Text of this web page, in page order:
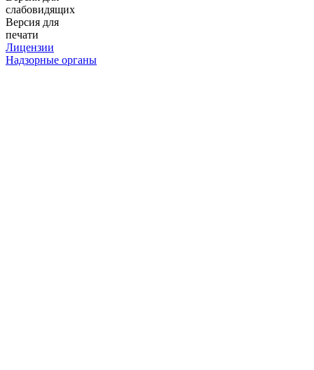
слабовидящих
Версия для
печати
Лицензии
Надзорные органы